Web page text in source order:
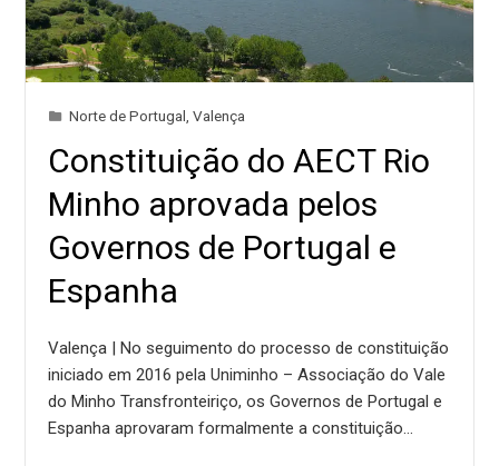
Norte de Portugal ,Valença
Constituição do AECT Rio
Minho aprovada pelos
Governos de Portugal e
Espanha
Valença | No seguimento do processo de constituição
iniciado em 2016 pela Uniminho – Associação do Vale
do Minho Transfronteiriço, os Governos de Portugal e
Espanha aprovaram formalmente a constituição…